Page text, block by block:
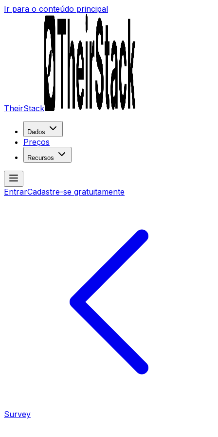
Ir para o conteúdo principal
TheirStack
Dados
Preços
Recursos
EntrarCadastre-se gratuitamente
Survey